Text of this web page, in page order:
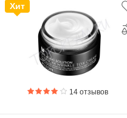
14 отзывов
Хит